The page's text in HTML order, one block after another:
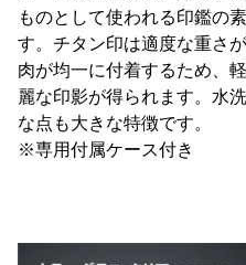
ものとして使われる印鑑の
す。チタン印は適度な重さ
肉が均一に付着するため、
麗な印影が得られます。水
な点も大きな特徴です。
※専用付属ケース付き